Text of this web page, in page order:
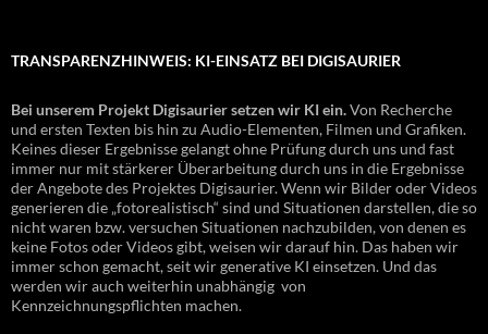
TRANSPARENZHINWEIS: KI-EINSATZ BEI DIGISAURIER
Bei unserem Projekt Digisaurier setzen wir KI ein.Von Recherche
und ersten Texten bis hin zu Audio-Elementen, Filmen und Grafiken.
Keines dieser Ergebnisse gelangt ohne Prüfung durch uns und fast
immer nur mit stärkerer Überarbeitung durch uns in die Ergebnisse
der Angebote des Projektes Digisaurier. Wenn wir Bilder oder Videos
generieren die „fotorealistisch“ sind und Situationen darstellen, die so
nicht waren bzw. versuchen Situationen nachzubilden, von denen es
keine Fotos oder Videos gibt, weisen wir darauf hin. Das haben wir
immer schon gemacht, seit wir generative KI einsetzen. Und das
werden wir auch weiterhin unabhängig von
Kennzeichnungspflichten machen.